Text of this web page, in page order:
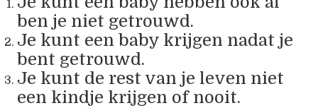
ben je niet getrouwd.
Je kunt een baby krijgen nadat je
bent getrouwd.
Je kunt de rest van je leven niet
een kindje krijgen of nooit.